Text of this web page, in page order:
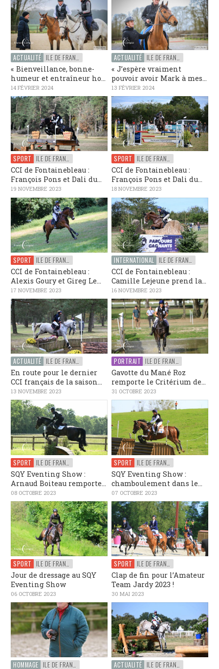
ACTUALITÉ
ILE DE FRANCE
« Bienveillance, bonne-
humeur et entraîneur ho...
14 FÉVRIER 2024
ACTUALITÉ
ILE DE FRANCE
« J’espère vraiment
pouvoir avoir Mark à mes...
13 FÉVRIER 2024
SPORT
ILE DE FRANCE
CCI de Fontainebleau :
François Pons et Dali du...
19 NOVEMBRE 2023
SPORT
ILE DE FRANCE
CCI de Fontainebleau :
François Pons et Dali du...
18 NOVEMBRE 2023
SPORT
CCI de Fontainebleau :
Alexis Goury et Gireg Le...
17 NOVEMBRE 2023
INTERNATIONAL
CCI de Fontainebleau :
Camille Lejeune prend la...
16 NOVEMBRE 2023
ACTUALITÉ
ILE DE FRANCE
En route pour le dernier
CCI français de la saison...
13 NOVEMBRE 2023
PORTRAIT
ILE DE FRANCE
Gavotte du Mané Roz
remporte le Critérium de...
31 OCTOBRE 2023
SPORT
SQY Eventing Show :
Arnaud Boiteau remporte...
08 OCTOBRE 2023
SPORT
SQY Eventing Show :
chamboulement dans le...
07 OCTOBRE 2023
SPORT
ILE DE FRANCE
Jour de dressage au SQY
Eventing Show
06 OCTOBRE 2023
SPORT
ILE DE FRANCE
Clap de fin pour l’Amateur
Team Jardy 2023 !
30 MAI 2023
HOMMAGE ILE DE FRANCE ACTUALITÉ ILE DE FRANCE